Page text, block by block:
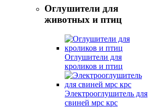
Оглушители для
животных и птиц
Оглушители для
кроликов и птиц
Электрооглушитель для
свиней мрс крс